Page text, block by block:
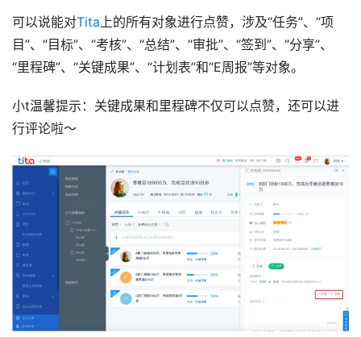
可以说能对Tita 上的所有对象进行点赞，涉及“任务”、“项
目”、“目标”、“考核”、“总结”、“审批”、“签到”、“分享”、
“里程碑”、“关键成果”、“计划表”和“E周报”等对象。
小t温馨提示：关键成果和里程碑不仅可以点赞，还可以进
行评论啦～